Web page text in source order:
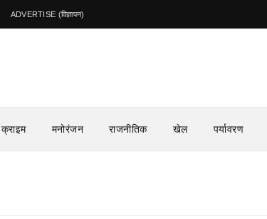
ADVERTISE (विज्ञापन)
क्राइम मनोरंजन राजनीतिक खेल पर्यावरण